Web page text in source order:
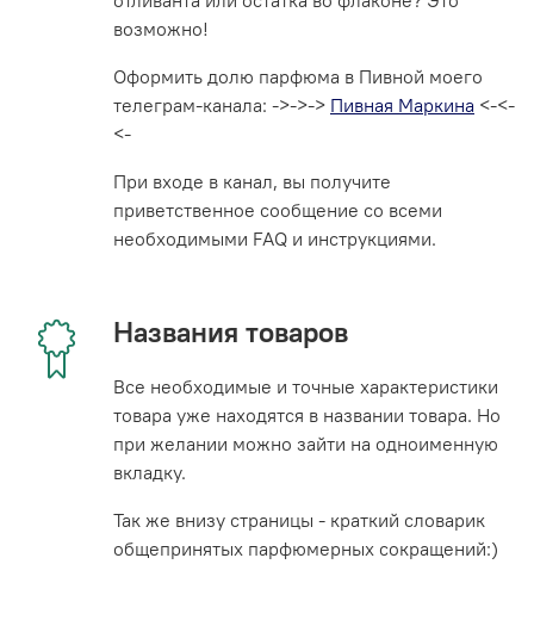
возможно!
Оформить долю парфюма в Пивной моего
телеграм-канала: ->->-> Пивная Маркина <-<-
<-
При входе в канал, вы получите
приветственное сообщение со всеми
необходимыми FAQ и инструкциями.
Названия товаров
Все необходимые и точные характеристики
товара уже находятся в названии товара. Но
при желании можно зайти на одноименную
вкладку.
Так же внизу страницы - краткий словарик
общепринятых парфюмерных сокращений:)